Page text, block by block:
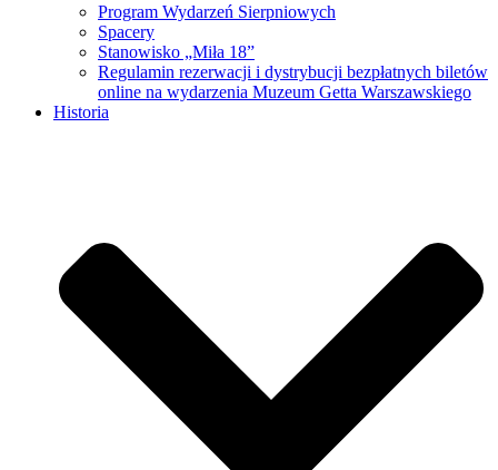
Program Wydarzeń Sierpniowych
Spacery
Stanowisko „Miła 18”
Regulamin rezerwacji i dystrybucji bezpłatnych biletów
online na wydarzenia Muzeum Getta Warszawskiego
Historia